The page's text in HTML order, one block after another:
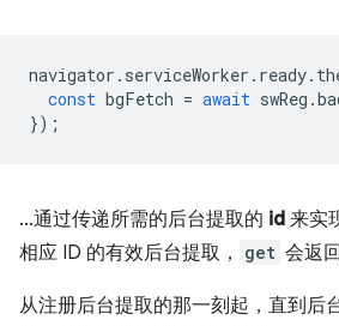
navigator . serviceWorker . ready.
const bgFetch = await swReg .
});
…通过传递所需的后台提取的 id 来实
相应 ID 的有效后台提取，
get 会返回
从注册后台提取的那一刻起，直到后